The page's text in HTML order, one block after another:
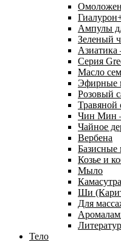
Ампулы
Зеленый
Азиатика
Серия
Масло
Эфирные
Розовый
Травяной
Чин Мин
Чайное
Вербена
Базисные
Козье и
Мыло
Камасутра
Ши
Для
Тело